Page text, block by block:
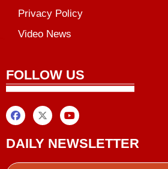
Privacy Policy
Video News
FOLLOW US
DAILY NEWSLETTER